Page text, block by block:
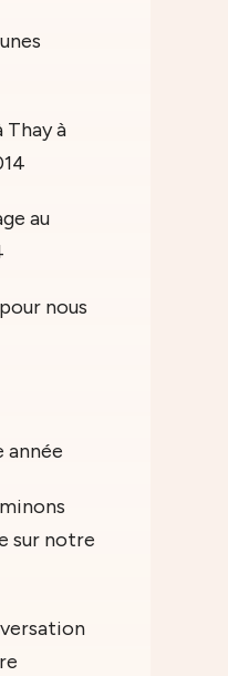
à
au
nous
année
sur notre